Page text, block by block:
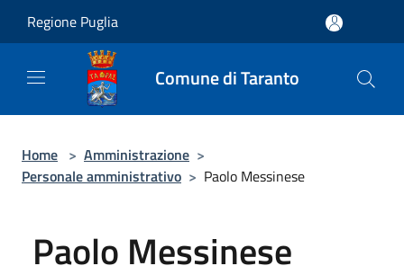
Regione Puglia
Comune di Taranto
Home > Amministrazione >
Personale amministrativo > Paolo Messinese
Paolo Messinese